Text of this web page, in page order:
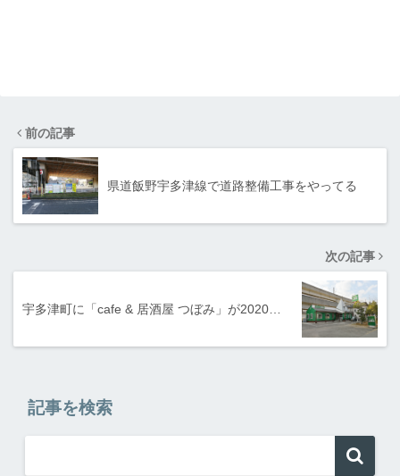
前の記事
県道飯野宇多津線で道路整備工事をやってる
次の記事
宇多津町に「cafe & 居酒屋 つぼみ」が2020…
記事を検索